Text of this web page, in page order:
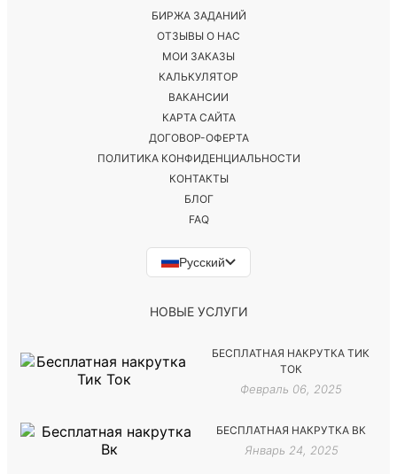
БИРЖА ЗАДАНИЙ
ОТЗЫВЫ О НАС
МОИ ЗАКАЗЫ
КАЛЬКУЛЯТОР
ВАКАНСИИ
КАРТА САЙТА
ДОГОВОР-ОФЕРТА
ПОЛИТИКА КОНФИДЕНЦИАЛЬНОСТИ
КОНТАКТЫ
БЛОГ
FAQ
Русский
НОВЫЕ УСЛУГИ
БЕСПЛАТНАЯ НАКРУТКА ТИК
ТОК
Февраль 06, 2025
БЕСПЛАТНАЯ НАКРУТКА ВК
Январь 24, 2025